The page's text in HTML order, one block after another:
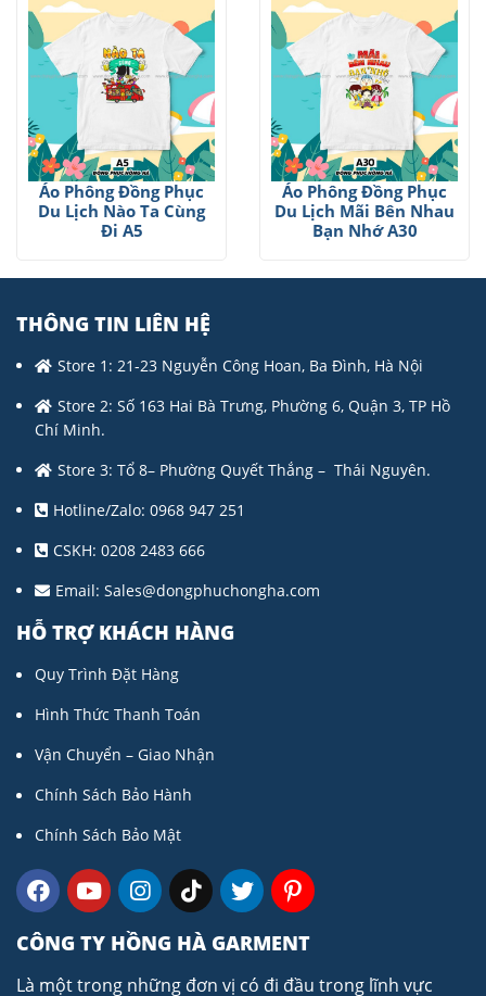
Áo Phông Đồng Phục
Du Lịch Nào Ta Cùng
Đi A5
Áo Phông Đồng Phục
Du Lịch Mãi Bên Nhau
Bạn Nhớ A30
THÔNG TIN LIÊN HỆ
Store 1: 21-23 Nguyễn Công Hoan, Ba Đình, Hà Nội
Store 2: Số 163 Hai Bà Trưng, Phường 6, Quận 3, TP Hồ
Chí Minh.
Store 3: Tổ 8– Phường Quyết Thắng – Thái Nguyên.
Hotline/Zalo: 0968 947 251
CSKH: 0208 2483 666
Email: Sales@dongphuchongha.com
HỖ TRỢ KHÁCH HÀNG
Quy Trình Đặt Hàng
Hình Thức Thanh Toán
Vận Chuyển – Giao Nhận
Chính Sách Bảo Hành
Chính Sách Bảo Mật
CÔNG TY HỒNG HÀ GARMENT
Là một trong những đơn vị có đi đầu trong lĩnh vực